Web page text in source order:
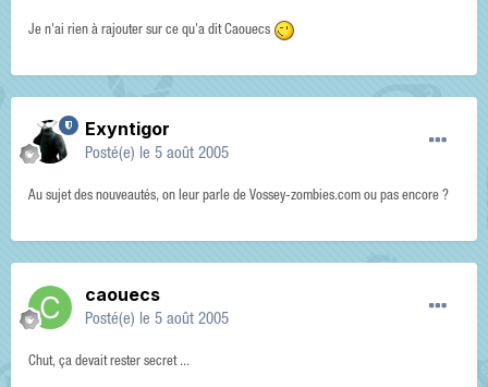
Je n'ai rien à rajouter sur ce qu'a dit Caouecs
Exyntigor
Posté(e) le 5 août 2005
Au sujet des nouveautés, on leur parle de Vossey-zombies.com ou pas encore ?
caouecs
Posté(e) le 5 août 2005
Chut, ça devait rester secret ...